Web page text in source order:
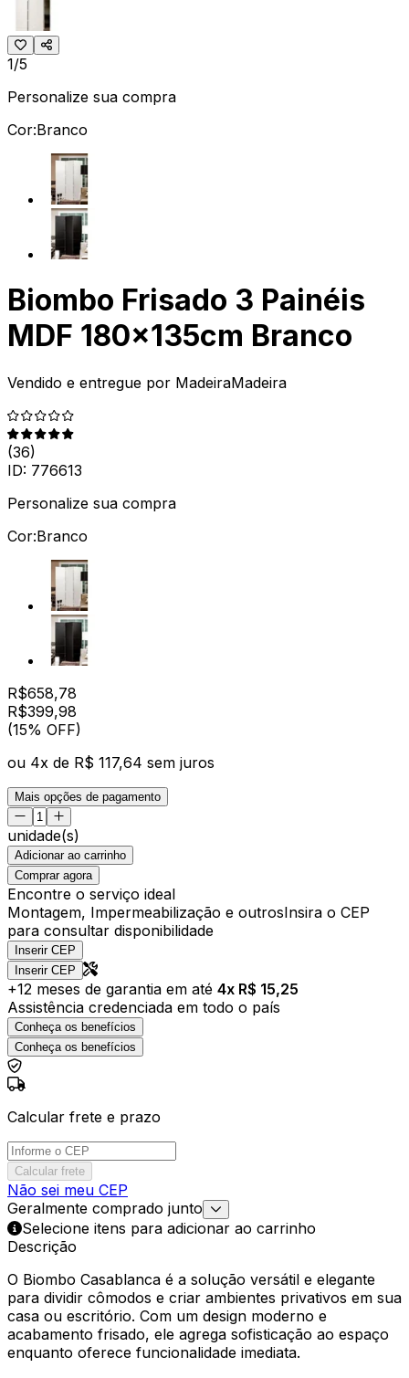
1/5
Personalize sua compra
Cor:Branco
Biombo Frisado 3 Painéis
MDF 180x135cm Branco
Vendido e entregue por MadeiraMadeira
(36)
ID: 776613
Personalize sua compra
Cor:Branco
R$658,78
R$399,98
(15% OFF)
ou 4x de R$ 117,64 sem juros
Mais opções de pagamento
unidade(s)
Adicionar ao carrinho
Comprar agora
Encontre o serviço ideal
Montagem, Impermeabilização e outrosInsira o CEP
para consultar disponibilidade
Inserir CEP
Inserir CEP
+12 meses de garantia em até 4x R$ 15,25
Assistência credenciada em todo o país
Conheça os benefícios
Conheça os benefícios
Calcular frete e prazo
Calcular frete
Não sei meu CEP
Geralmente comprado junto
Selecione itens para adicionar ao carrinho
Descrição
O Biombo Casablanca é a solução versátil e elegante
para dividir cômodos e criar ambientes privativos em sua
casa ou escritório. Com um design moderno e
acabamento frisado, ele agrega sofisticação ao espaço
enquanto oferece funcionalidade imediata.